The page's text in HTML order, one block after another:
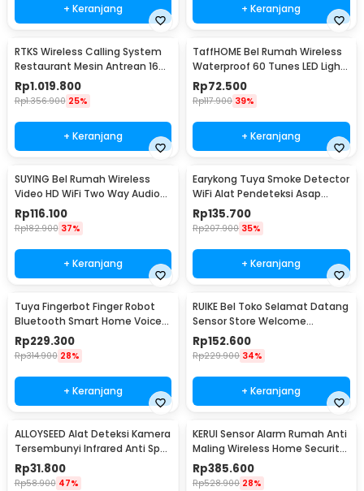
+ Keranjang + Keranjang
RTKS Wireless Calling System
Restaurant Mesin Antrean 16
Pager - CTP302
Rp1.019.800
Rp1.356.900 25%
+ Keranjang
TaffHOME Bel Rumah Wireless
Waterproof 60 Tunes LED Light
Doorbell - A50
Rp72.500
Rp117.900 39%
+ Keranjang
SUYING Bel Rumah Wireless
Video HD WiFi Two Way Audio
Doorbell - Z20
Rp116.100
Rp182.900 37%
+ Keranjang
Earykong Tuya Smoke Detector
WiFi Alat Pendeteksi Asap
Kebakaran 85dB - TYSM-01
Rp135.700
Rp207.900 35%
+ Keranjang
Tuya Fingerbot Finger Robot
Bluetooth Smart Home Voice
Control - N-1
Rp229.300
Rp314.900 28%
+ Keranjang
RUIKE Bel Toko Selamat Datang
Sensor Store Welcome
Wireless Infrared - M7-P827
Rp152.600
Rp229.900 34%
+ Keranjang
ALLOYSEED Alat Deteksi Kamera
Tersembunyi Infrared Anti Spy
Type C - S300
Rp31.800
Rp58.900 47%
KERUI Sensor Alarm Rumah Anti
Maling Wireless Home Security
120dB - S1
Rp385.600
Rp528.900 28%